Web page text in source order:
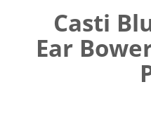
Casti
Ear